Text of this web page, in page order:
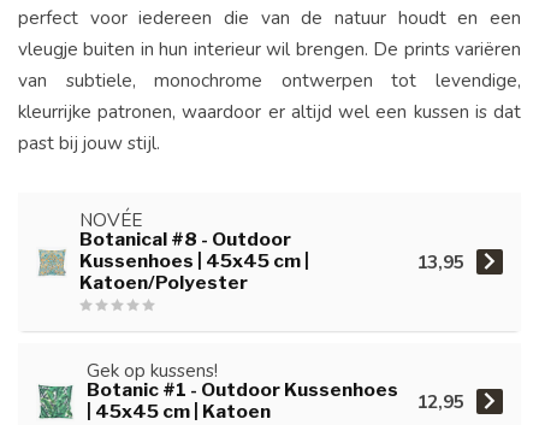
perfect voor iedereen die van de natuur houdt en een
vleugje buiten in hun interieur wil brengen. De prints variëren
van subtiele, monochrome ontwerpen tot levendige,
kleurrijke patronen, waardoor er altijd wel een kussen is dat
past bij jouw stijl.
NOVÉE
Botanical #8 - Outdoor
Kussenhoes | 45x45 cm |
Katoen/Polyester
13,95
Gek op kussens!
Botanic #1 - Outdoor Kussenhoes
| 45x45 cm | Katoen
12,95